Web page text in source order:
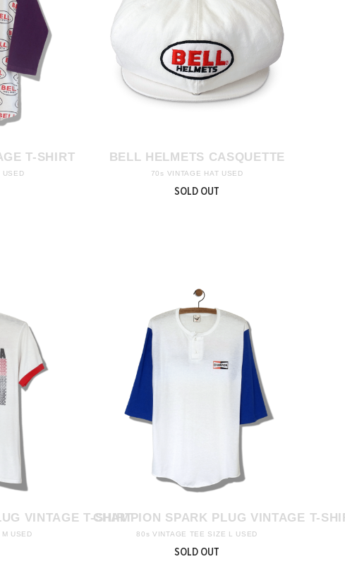
T-SHIRT
USED
BELL HELMETS CASQUETTE
70s VINTAGE HAT USED
SOLD OUT
VINTAGE T-SHIRT
USED
CHAMPION SPARK PLUG VINTAGE T-
80s VINTAGE TEE SIZE L USED
SOLD OUT